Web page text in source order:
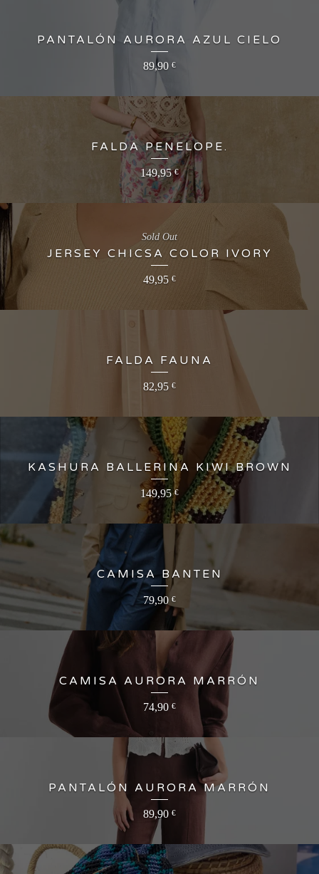
PANTALÓN AURORA AZUL CIELO
89,90 €
FALDA PENELOPE.
149,95€
JERSEY CHICSA COLOR IVORY
49,95 €
Sold Out
FALDA FAUNA
82,95 €
KASHURA BALLERINA KIWI BROWN
149,95€
CAMISA BANTEN
79,90 €
CAMISA AURORA MARRÓN
74,90 €
PANTALÓN AURORA MARRÓN
89,90 €